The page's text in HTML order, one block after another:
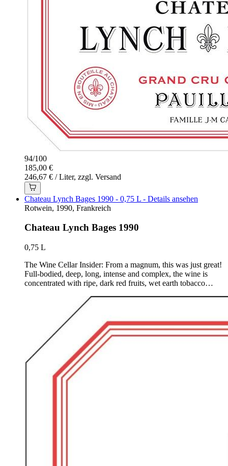
94/100
185,00 €
246,67 € / Liter, zzgl. Versand
Chateau Lynch Bages 1990 - 0,75 L - Details ansehen
Rotwein, 1990, Frankreich
Chateau Lynch Bages 1990
0,75 L
The Wine Cellar Insider: From a magnum, this was just great!
Full-bodied, deep, long, intense and complex, the wine is
concentrated with ripe, dark red fruits, wet earth tobacco…